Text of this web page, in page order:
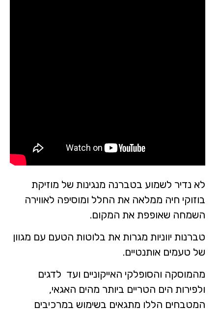
לא נדיר לשמוע בטברנה מנגינות של מוזיקת
בוזוקי חיה ממלאה את החלל ומוסיפה לאווירה
טברנות יווניות מגרות את בלוטות הטעם עם מגוון
מהמוסקה והסופלקי האייקוניים ועד לדגים
ולפירות הים הטריים ביותר מהים האגאי,